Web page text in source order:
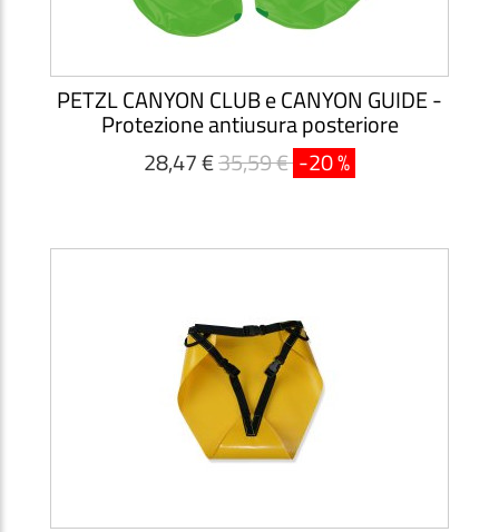
PETZL CANYON CLUB e CANYON GUIDE -
Protezione antiusura posteriore
28,47 €35,59 € -20 %